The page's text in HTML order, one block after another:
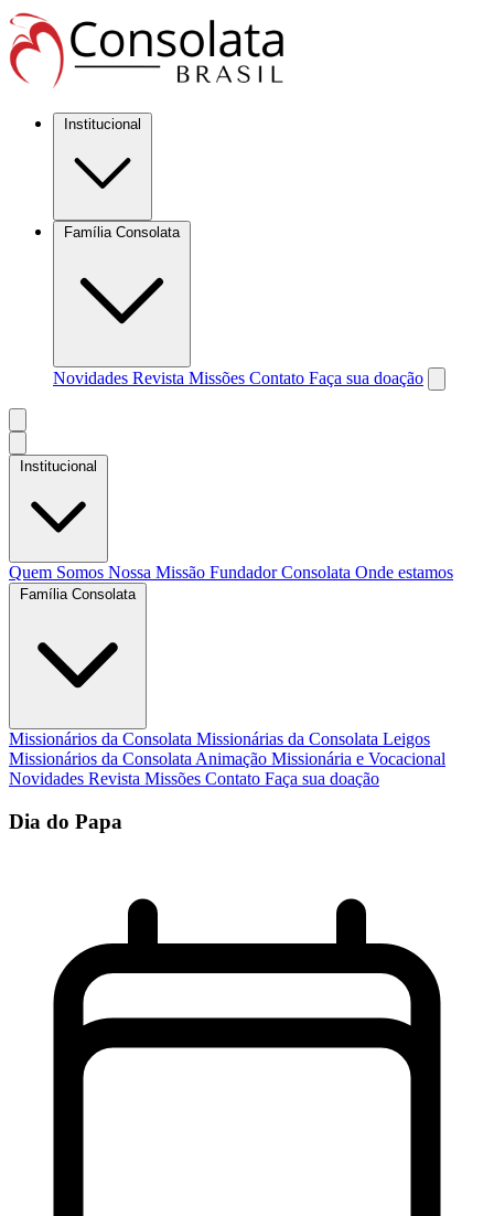
Institucional
Família Consolata
Novidades Revista Missões Contato Faça sua doação
Institucional
Quem Somos Nossa Missão FundadorConsolata Onde estamos
Família Consolata
Missionários da Consolata Missionárias da Consolata Leigos
Missionários da Consolata Animação Missionária e Vocacional
Novidades Revista Missões Contato Faça sua doação
Dia do Papa